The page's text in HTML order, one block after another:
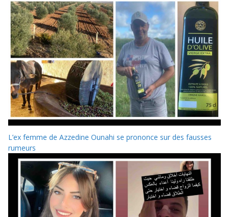
L’ex femme de Azzedine Ounahi se prononce sur des fausses
rumeurs